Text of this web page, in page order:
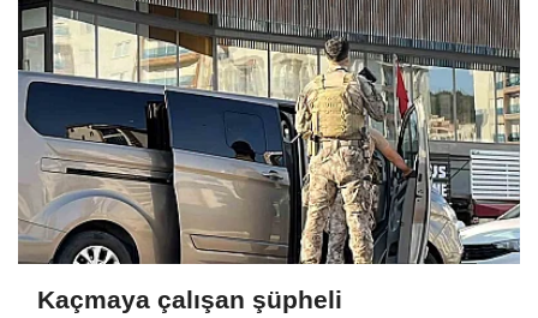
Kaçmaya çalışan şüpheli